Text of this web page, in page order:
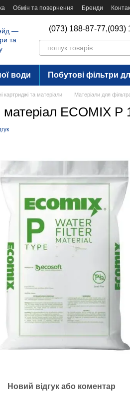
Обмін та повернення Бренди
(073) 188-87-77,(093)
води Побутові фільтри
картриджі та матеріали Матеріали для
ECOMIX P
Новий відгук або коментар